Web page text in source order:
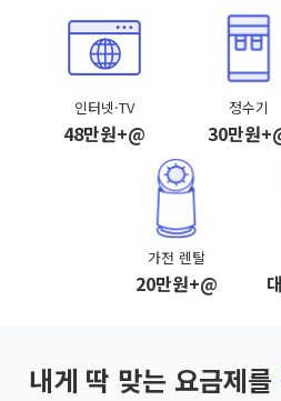
인터넷·TV
48만원+@
정수기
30만원
가전 렌탈
20만원+@
내게 딱 맞는 요금제를